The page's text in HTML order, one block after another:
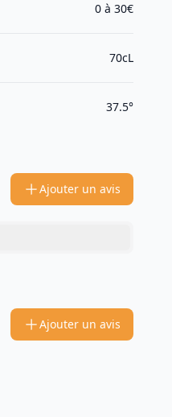
0 à 30€
70cL
37.5°
Ajouter un avis
Ajouter un avis